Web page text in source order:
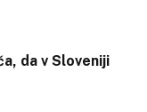
da v Sloveniji